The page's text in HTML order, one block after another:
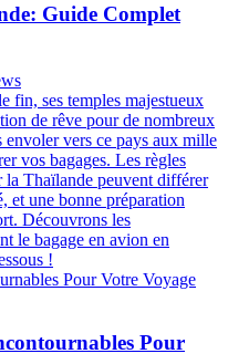
Guide Complet
fin, ses temples majestueux
de rêve pour de nombreux
envoler vers ce pays aux mille
vos bagages. Les règles
la Thaïlande peuvent différer
et une bonne préparation
Découvrons les
le bagage en avion en
!
Pour